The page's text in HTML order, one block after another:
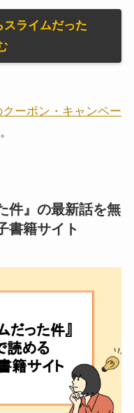
ライムだった
ーポン・キャンペー
件』の最新話を無
書籍サイト